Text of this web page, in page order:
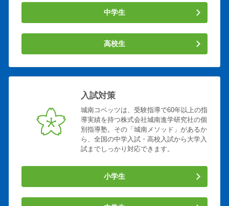
中学生
高校生
入試対策
城南コベッツは、受験指導で60年以上の指
導実績を持つ株式会社城南進学研究社の個
別指導塾。その「城南メソッド」があるか
ら、全国の中学入試・高校入試から大学入
試までしっかり対応できます。
小学生